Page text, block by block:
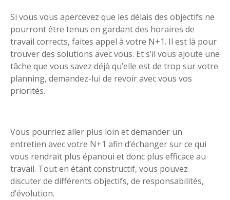
Si vous vous apercevez que les délais des objectifs ne
pourront être tenus en gardant des horaires de
travail corrects, faites appel à votre N+1. Il est là pour
trouver des solutions avec vous. Et s’il vous ajoute une
tâche que vous savez déjà qu’elle est de trop sur votre
planning, demandez-lui de revoir avec vous vos
priorités.
Vous pourriez aller plus loin et demander un
entretien avec votre N+1 afin d’échanger sur ce qui
vous rendrait plus épanoui et donc plus efficace au
travail. Tout en étant constructif, vous pouvez
discuter de différents objectifs, de responsabilités,
d’évolution.